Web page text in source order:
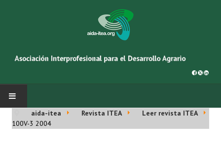
INICIO
aida-itea Revista ITEA
Leer revista ITEA
100V-3 2004